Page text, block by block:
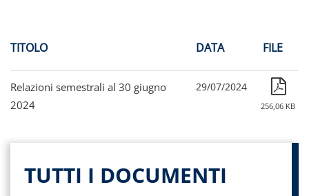
Contatti
TITOLO DATA FILE
Relazioni semestrali al 30 giugno
2024
29/07/2024
256,06 KB
TUTTI I DOCUMENTI